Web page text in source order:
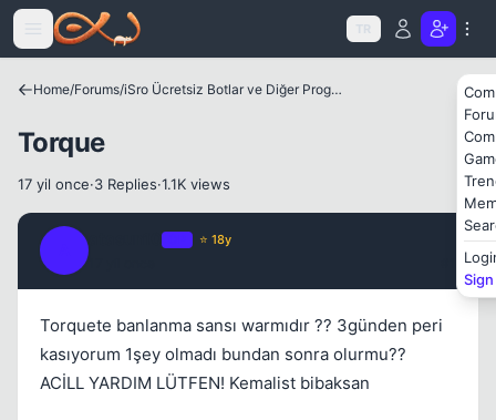
Icerige atla
TR
Home/Forums/ iSro Ücretsiz Botlar ve Diğer Programlar
Torque
17 yil once·3 Replies·1.1K views
⭐ 18y
Torquete banlanma sansı warmıdır ?? 3günden peri
kasıyorum 1şey olmadı bundan sonra olurmu??
ACİLL YARDIM LÜTFEN! Kemalist bibaksan
Kapat